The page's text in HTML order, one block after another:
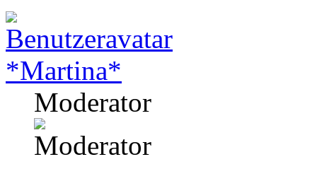
*Martina*
Moderator